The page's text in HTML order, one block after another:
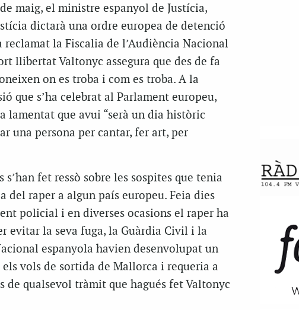
maig, el ministre espanyol de Justícia,
dictarà una ordre europea de detenció
reclamat la Fiscalia de l’Audiència Nacional
llibertat Valtonyc assegura que des de fa
on es troba i com es troba. A la
que s’ha celebrat al Parlament europeu,
lamentat que avui “serà un dia històric
una persona per cantar, fer art, per
fet ressò sobre les sospites que tenia
del raper a algun país europeu. Feia dies
policial i en diverses ocasions el raper ha
evitar la seva fuga, la Guàrdia Civil i la
espanyola havien desenvolupat un
vols de sortida de Mallorca i requeria a
de qualsevol tràmit que hagués fet Valtonyc